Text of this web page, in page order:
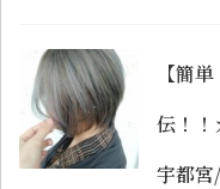
【簡
伝！
宇都